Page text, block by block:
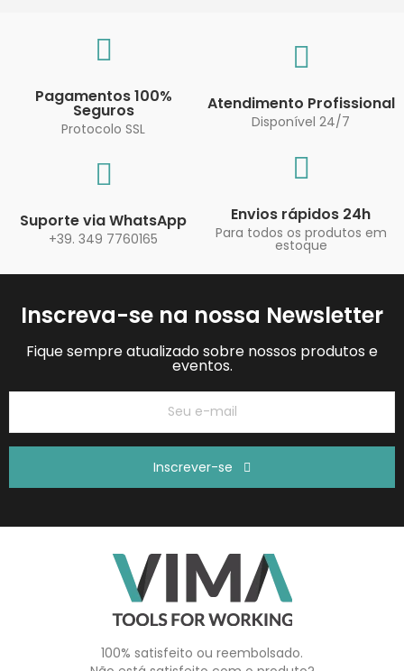
Pagamentos 100%
Seguros
Protocolo SSL
Atendimento Profissional
Disponível 24/7
Suporte via WhatsApp
+39. 349 7760165
Envios rápidos 24h
Para todos os produtos em
estoque
Inscreva-se na nossa Newsletter
Fique sempre atualizado sobre nossos produtos e
eventos.
Inscrever-se
100% satisfeito ou reembolsado.